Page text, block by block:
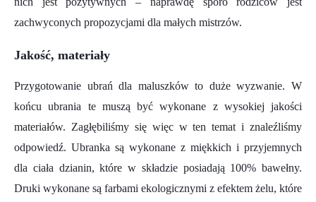
zachwyconych propozycjami dla małych mistrzów.
Jakość, materiały
Przygotowanie ubrań dla maluszków to duże wyzwanie. W
końcu ubrania te muszą być wykonane z wysokiej jakości
materiałów. Zagłębiliśmy się więc w ten temat i znaleźliśmy
odpowiedź. Ubranka są wykonane z miękkich i przyjemnych
dla ciała dzianin, które w składzie posiadają 100% bawełny.
Druki wykonane są farbami ekologicznymi z efektem żelu, które